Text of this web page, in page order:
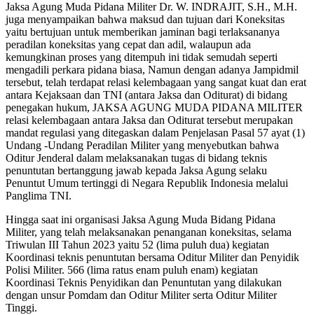
Jaksa Agung Muda Pidana Militer Dr. W. INDRAJIT, S.H., M.H.
juga menyampaikan bahwa maksud dan tujuan dari Koneksitas
yaitu bertujuan untuk memberikan jaminan bagi terlaksananya
peradilan koneksitas yang cepat dan adil, walaupun ada
kemungkinan proses yang ditempuh ini tidak semudah seperti
mengadili perkara pidana biasa, Namun dengan adanya Jampidmil
tersebut, telah terdapat relasi kelembagaan yang sangat kuat dan erat
antara Kejaksaan dan TNI (antara Jaksa dan Oditurat) di bidang
penegakan hukum, JAKSA AGUNG MUDA PIDANA MILITER
relasi kelembagaan antara Jaksa dan Oditurat tersebut merupakan
mandat regulasi yang ditegaskan dalam Penjelasan Pasal 57 ayat (1)
Undang -Undang Peradilan Militer yang menyebutkan bahwa
Oditur Jenderal dalam melaksanakan tugas di bidang teknis
penuntutan bertanggung jawab kepada Jaksa Agung selaku
Penuntut Umum tertinggi di Negara Republik Indonesia melalui
Panglima TNI.
Hingga saat ini organisasi Jaksa Agung Muda Bidang Pidana
Militer, yang telah melaksanakan penanganan koneksitas, selama
Triwulan III Tahun 2023 yaitu 52 (lima puluh dua) kegiatan
Koordinasi teknis penuntutan bersama Oditur Militer dan Penyidik
Polisi Militer. 566 (lima ratus enam puluh enam) kegiatan
Koordinasi Teknis Penyidikan dan Penuntutan yang dilakukan
dengan unsur Pomdam dan Oditur Militer serta Oditur Militer
Tinggi.